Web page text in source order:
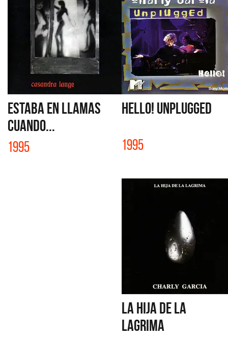
ESTABA EN LLAMAS
CUANDO...
1995
HELLO! UNPLUGGED
1995
LA HIJA DE LA
LAGRIMA